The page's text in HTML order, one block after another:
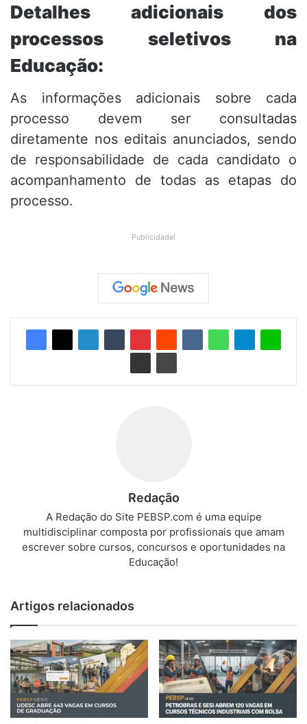
Detalhes adicionais dos
processos seletivos na
Educação:
As informações adicionais sobre cada
processo devem ser consultadas
diretamente nos editais anunciados, sendo
de responsabilidade de cada candidato o
acompanhamento de todas as etapas do
processo.
Publicidade!
Redação
A Redação do Site PEBSP.com é uma equipe
multidisciplinar composta por profissionais que amam
escrever sobre cursos, concursos e oportunidades na
Educação!
Artigos relacionados